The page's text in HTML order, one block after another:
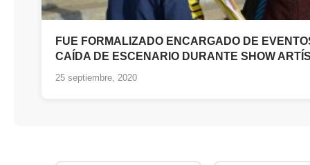
FUE FORMALIZADO ENCARGADO DE
CAÍDA DE ESCENARIO DURANTE SHOW
25 septiembre, 2020